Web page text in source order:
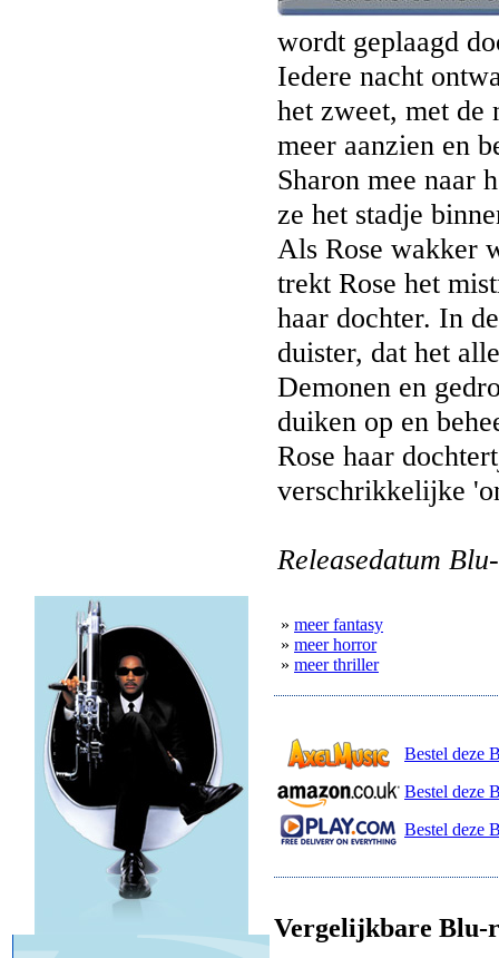
wordt geplaagd
Iedere nacht
het zweet, met
meer aanzien en
Sharon mee naar
ze het stadje
Als Rose wakker
trekt Rose het
haar dochter. In
duister, dat het
Demonen en
duiken op en
Rose haar
verschrikkelijke
Releasedatum
» meer fantasy
» meer horror
» meer thriller
Bestel deze
Bestel deze
Bestel deze
Vergelijkbare Blu-